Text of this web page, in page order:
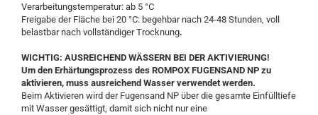
Verarbeitungstemperatur: ab 5 °C
Freigabe der Fläche bei 20 °C: begehbar nach 24-48 Stunden, voll
belastbar nach vollständiger Trocknung.
WICHTIG: AUSREICHEND WÄSSERN BEI DER AKTIVIERUNG!
Um den Erhärtungsprozess des ROMPOX FUGENSAND NP zu
aktivieren, muss ausreichend Wasser verwendet werden.
Beim Aktivieren wird der Fugensand NP über die gesamte Einfülltiefe
mit Wasser gesättigt, damit sich nicht nur eine